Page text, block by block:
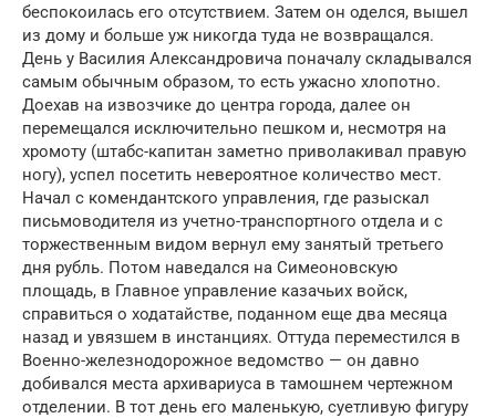
беспокоилась его отсутствием. Затем он оделся, вышел
из дому и больше уж никогда туда не возвращался.
День у Василия Александровича поначалу складывался
самым обычным образом, то есть ужасно хлопотно.
Доехав на извозчике до центра города, далее он
перемещался исключительно пешком и, несмотря на
хромоту (штабс-капитан заметно приволакивал правую
ногу), успел посетить невероятное количество мест.
Начал с комендантского управления, где разыскал
письмоводителя из учетно-транспортного отдела и с
торжественным видом вернул ему занятый третьего
дня рубль. Потом наведался на Симеоновскую
площадь, в Главное управление казачьих войск,
справиться о ходатайстве, поданном еще два месяца
назад и увязшем в инстанциях. Оттуда переместился в
Военно-железнодорожное ведомство — он давно
добивался места архивариуса в тамошнем чертежном
отделении. В тот день его маленькую, суетливую фигуру